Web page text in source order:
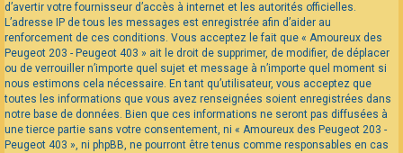
d’avertir votre fournisseur d’accès à internet et les autorités officielles.
L’adresse IP de tous les messages est enregistrée afin d’aider au
renforcement de ces conditions. Vous acceptez le fait que « Amoureux des
Peugeot 203 - Peugeot 403 » ait le droit de supprimer, de modifier, de déplacer
ou de verrouiller n’importe quel sujet et message à n’importe quel moment si
nous estimons cela nécessaire. En tant qu’utilisateur, vous acceptez que
toutes les informations que vous avez renseignées soient enregistrées dans
notre base de données. Bien que ces informations ne seront pas diffusées à
une tierce partie sans votre consentement, ni « Amoureux des Peugeot 203 -
Peugeot 403 », ni phpBB, ne pourront être tenus comme responsables en cas